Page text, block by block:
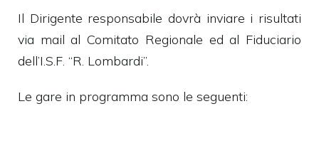
Il Dirigente responsabile dovrà inviare i risultati
via mail al Comitato Regionale ed al Fiduciario
dell’I.S.F. “R. Lombardi”.
Le gare in programma sono le seguenti: